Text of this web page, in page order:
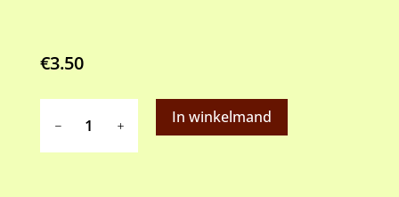
€3.50
geboorte
In winkelmand